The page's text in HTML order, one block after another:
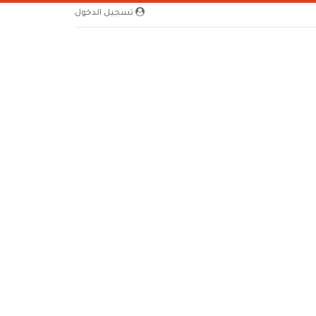
تسجيل الدخول